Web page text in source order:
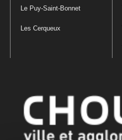
Le Puy-Saint-Bonnet
Les Cerqueux